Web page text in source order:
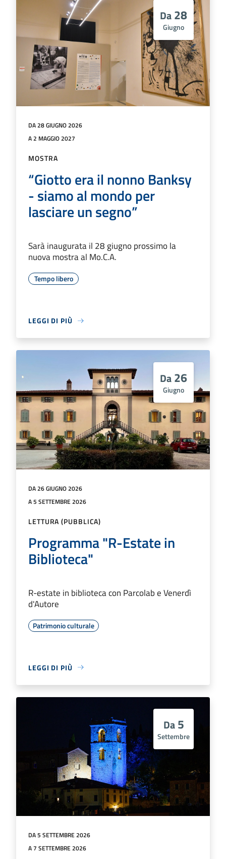
Da28
Giugno
DA 28 GIUGNO 2026
A 2 MAGGIO 2027
MOSTRA
“Giotto era il nonno Banksy
- siamo al mondo per
lasciare un segno”
Sarà inaugurata il 28 giugno prossimo la
nuova mostra al Mo.C.A.
Tempo libero
LEGGI DI PIÙ
Da26
Giugno
DA 26 GIUGNO 2026
A 5 SETTEMBRE 2026
LETTURA (PUBBLICA)
Programma "R-Estate in
Biblioteca"
R-estate in biblioteca con Parcolab e Venerdì
d'Autore
Patrimonio culturale
LEGGI DI PIÙ
Da5
Settembre
DA 5 SETTEMBRE 2026
A 7 SETTEMBRE 2026